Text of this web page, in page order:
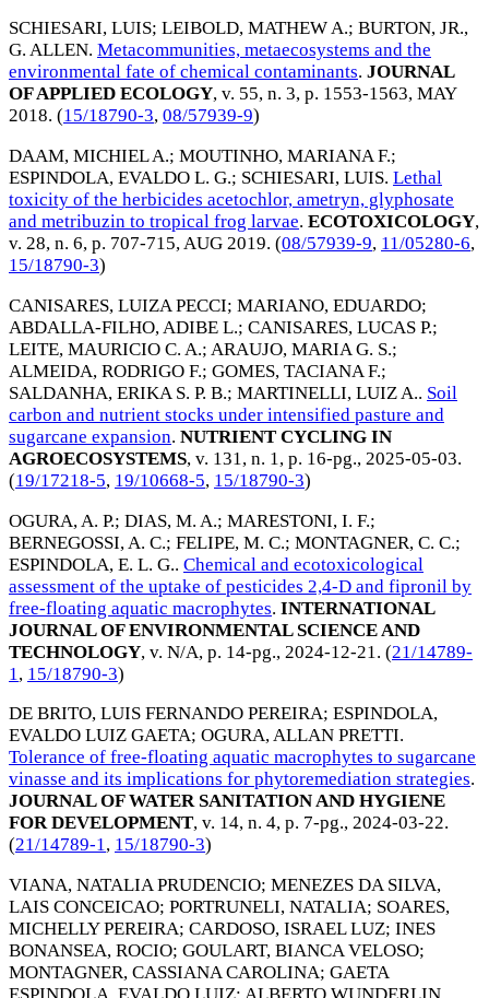
SCHIESARI, LUIS; LEIBOLD, MATHEW A.; BURTON, JR.,
G. ALLEN. Metacommunities, metaecosystems and the
environmental fate of chemical contaminants. JOURNAL
OF APPLIED ECOLOGY, v. 55, n. 3, p. 1553-1563, MAY
2018. (15/18790-3, 08/57939-9)
DAAM, MICHIEL A.; MOUTINHO, MARIANA F.;
ESPINDOLA, EVALDO L. G.; SCHIESARI, LUIS. Lethal
toxicity of the herbicides acetochlor, ametryn, glyphosate
and metribuzin to tropical frog larvae. ECOTOXICOLOGY,
v. 28, n. 6, p. 707-715,AUG 2019. (08/57939-9, 11/05280-6,
15/18790-3)
CANISARES, LUIZA PECCI; MARIANO, EDUARDO;
ABDALLA-FILHO, ADIBE L.; CANISARES, LUCAS P.;
LEITE, MAURICIO C. A.; ARAUJO, MARIA G. S.;
ALMEIDA, RODRIGO F.; GOMES, TACIANA F.;
SALDANHA, ERIKA S. P. B.; MARTINELLI, LUIZ A.. Soil
carbon and nutrient stocks under intensified pasture and
sugarcane expansion. NUTRIENT CYCLING IN
AGROECOSYSTEMS, v. 131, n. 1, p. 16-pg., 2025-05-03.
(19/17218-5, 19/10668-5, 15/18790-3)
OGURA, A. P.; DIAS, M. A.; MARESTONI, I. F.;
BERNEGOSSI, A. C.; FELIPE, M. C.; MONTAGNER, C. C.;
ESPINDOLA, E. L. G.. Chemical and ecotoxicological
assessment of the uptake of pesticides 2,4-D and fipronil by
free-floating aquatic macrophytes. INTERNATIONAL
JOURNAL OF ENVIRONMENTAL SCIENCE AND
TECHNOLOGY, v. N/A, p. 14-pg., 2024-12-21 . (21/14789-
1 , 15/18790-3)
DE BRITO, LUIS FERNANDO PEREIRA; ESPINDOLA,
EVALDO LUIZ GAETA; OGURA, ALLAN PRETTI.
Tolerance of free-floating aquatic macrophytes to sugarcane
vinasse and its implications for phytoremediation strategies.
JOURNAL OF WATER SANITATION AND HYGIENE
FOR DEVELOPMENT, v. 14, n. 4, p. 7-pg., 2024-03-22.
(21/14789-1, 15/18790-3)
VIANA, NATALIA PRUDENCIO; MENEZES DA SILVA,
LAIS CONCEICAO; PORTRUNELI, NATALIA; SOARES,
MICHELLY PEREIRA; CARDOSO, ISRAEL LUZ; INES
BONANSEA, ROCIO; GOULART, BIANCA VELOSO;
MONTAGNER, CASSIANA CAROLINA; GAETA